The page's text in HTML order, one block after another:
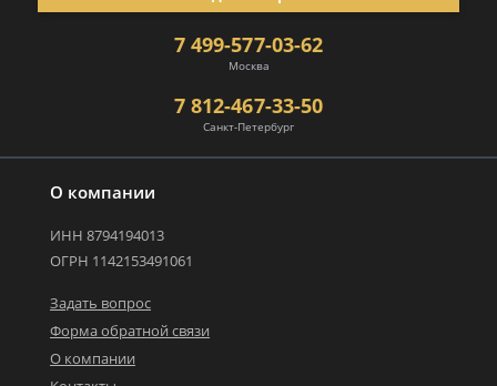
О компании
ИНН 8794194013
ОГРН 1142153491061
Задать вопрос
Форма обратной связи
О компании
7 499-577-03-62
Москва
7 812-467-33-50
Санкт-Петербург